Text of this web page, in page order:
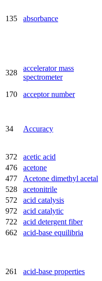
135 absorbance
328
accelerator mass
spectrometer
170 acceptor number
34 Accuracy
372 acetic acid
476
acetone
477
Acetone dimethyl acetal
528
acetonitrile
572
acid catalysis
972
acid catalytic
722
acid detergent fiber
662
acid-base equilibria
261 acid-base properties